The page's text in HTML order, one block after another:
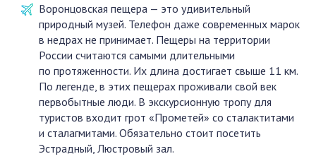
Воронцовская пещера — это удивительный
природный музей. Телефон даже современных марок
в недрах не принимает. Пещеры на территории
России считаются самыми длительными
по протяженности. Их длина достигает свыше 11 км.
По легенде, в этих пещерах проживали свой век
первобытные люди. В экскурсионную тропу для
туристов входит грот «Прометей» со сталактитами
и сталагмитами. Обязательно стоит посетить
Эстрадный, Люстровый зал.